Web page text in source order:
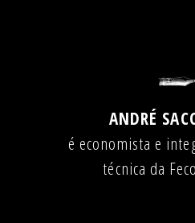
ANDRÉ
é economista e
técnica da